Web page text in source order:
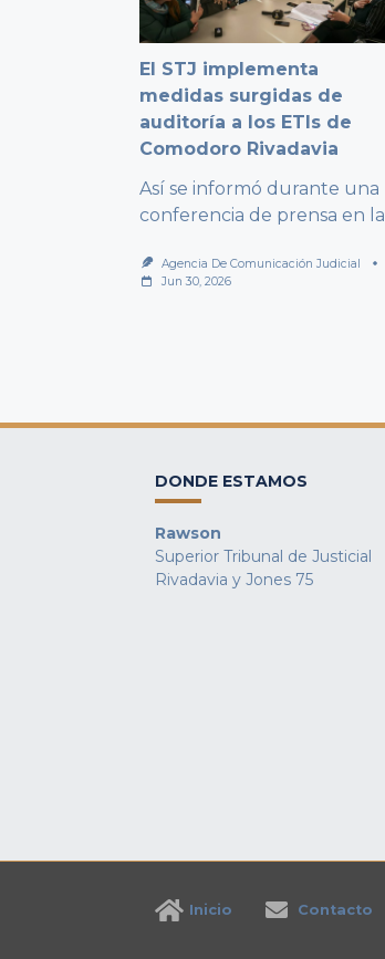
El STJ implementa
medidas surgidas de
auditoría a los ETIs de
Comodoro Rivadavia
Así se informó durante una
conferencia de prensa en la
Agencia De Comunicación Judicial
Jun 30, 2026
DONDE ESTAMOS
Rawson
Superior Tribunal de Justicial
Rivadavia y Jones 75
Inicio Contacto